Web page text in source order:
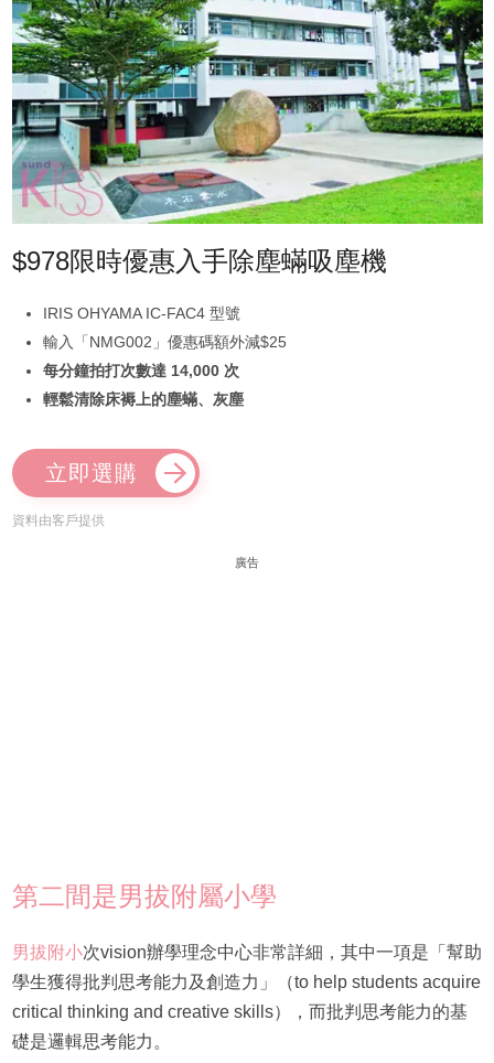
$978限時優惠入手除塵蟎吸塵機
IRIS OHYAMA IC-FAC4 型號
輸入「NMG002」優惠碼額外減$25
每分鐘拍打次數達 14,000 次
輕鬆清除床褥上的塵蟎、灰塵
立即選購
資料由客戶提供
廣告
第二間是男拔附屬小學
男拔附小次vision辦學理念中心非常詳細，其中一項是「幫助
學生獲得批判思考能力及創造力」（to help students acquire
critical thinking and creative skills），而批判思考能力的基
礎是邏輯思考能力。